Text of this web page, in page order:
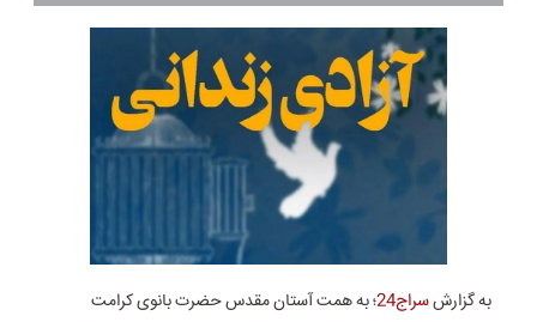
به گزارشسراج24
؛ به همت آستان مقدس حضرت بانوی کرامت